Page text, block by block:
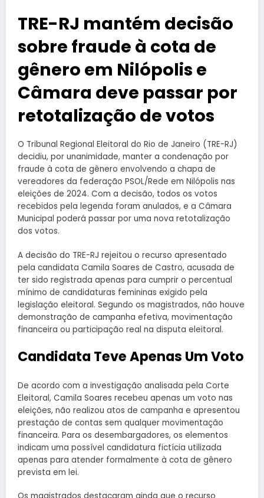
TRE-RJ mantém decisão
sobre fraude à cota de
gênero em Nilópolis e
Câmara deve passar por
retotalização de votos
O Tribunal Regional Eleitoral do Rio de Janeiro (TRE-RJ)
decidiu, por unanimidade, manter a condenação por
fraude à cota de gênero envolvendo a chapa de
vereadores da federação PSOL/Rede em Nilópolis nas
eleições de 2024. Com a decisão, todos os votos
recebidos pela legenda foram anulados, e a Câmara
Municipal poderá passar por uma nova retotalização
dos votos.
A decisão do TRE-RJ rejeitou o recurso apresentado
pela candidata Camila Soares de Castro, acusada de
ter sido registrada apenas para cumprir o percentual
mínimo de candidaturas femininas exigido pela
legislação eleitoral. Segundo os magistrados, não houve
demonstração de campanha efetiva, movimentação
financeira ou participação real na disputa eleitoral.
Candidata Teve Apenas Um Voto
De acordo com a investigação analisada pela Corte
Eleitoral, Camila Soares recebeu apenas um voto nas
eleições, não realizou atos de campanha e apresentou
prestação de contas sem qualquer movimentação
financeira. Para os desembargadores, os elementos
indicam uma possível candidatura fictícia utilizada
apenas para atender formalmente à cota de gênero
prevista em lei.